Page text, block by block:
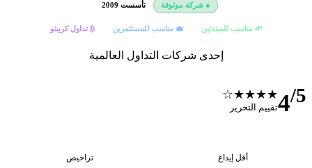
● شركة موثوقة تأسست 2009
🌱 مناسب للمبتدئين 💼 مناسب للمستثمرين ₿ تداول كريبتو
إحدى شركات التداول العالمية
التحرير